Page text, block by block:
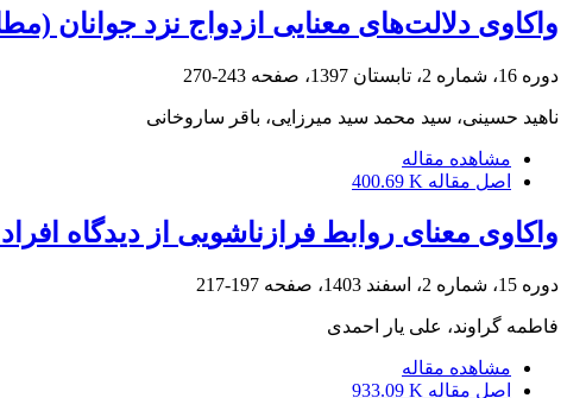
واکاوی دلالت‌های معنایی ازدواج نزد جوانان
دوره 16، شماره 2، تابستان 1397، صفحه 243-270
ناهید حسینی، سید محمد سید میرزایی، باقر ساروخانی
مشاهده مقاله
اصل مقاله 400.69 K
واکاوی معنای روابط فرازناشویی از دیدگاه
دوره 15، شماره 2، اسفند 1403، صفحه 197-217
فاطمه گراوند، علی یار احمدی
مشاهده مقاله
اصل مقاله 933.09 K